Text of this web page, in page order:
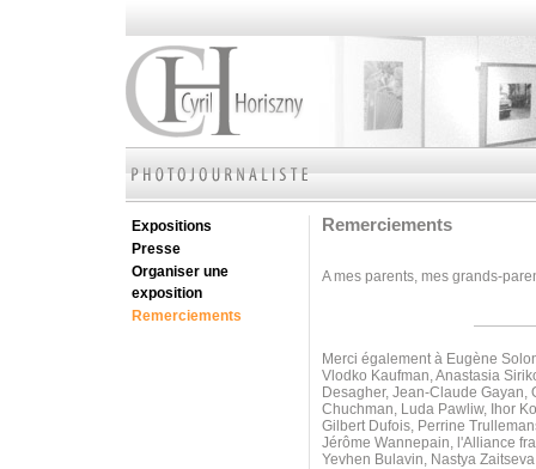
Expositions
Presse
Organiser une
exposition
Remerciements
Remerciements
A mes parents, mes grands-
Merci également à Eugène
Vlodko Kaufman, Anastasia
Desagher, Jean-Claude Gayan,
Chuchman, Luda Pawliw, Ihor
Gilbert Dufois, Perrine
Jérôme Wannepain, l'Alliance
Yevhen Bulavin, Nastya